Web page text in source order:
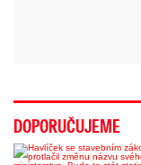
DOPORUČUJEME